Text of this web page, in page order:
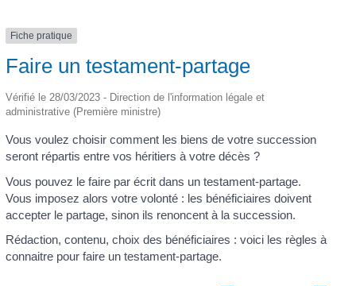
Fiche pratique
Faire un testament-partage
Vérifié le 28/03/2023 - Direction de l'information légale et
administrative (Première ministre)
Vous voulez choisir comment les biens de votre succession
seront répartis entre vos héritiers à votre décès ?
Vous pouvez le faire par écrit dans un testament-partage.
Vous imposez alors votre volonté : les bénéficiaires doivent
accepter le partage, sinon ils renoncent à la succession.
Rédaction, contenu, choix des bénéficiaires : voici les règles à
connaitre pour faire un testament-partage.